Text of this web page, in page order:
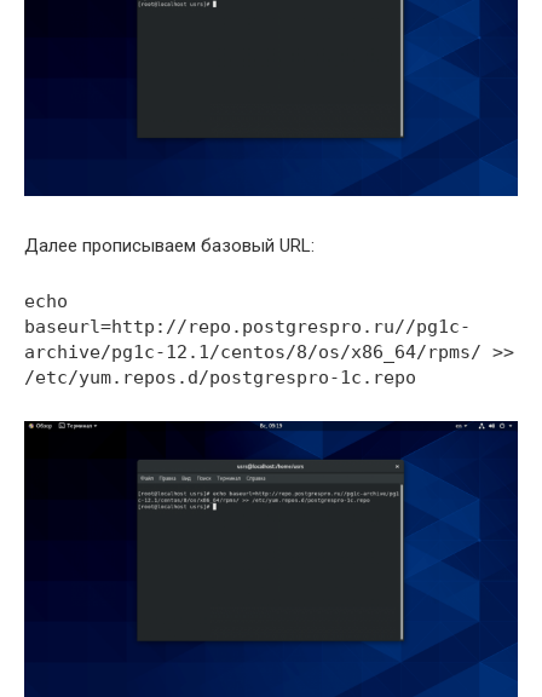
Далее прописываем базовый URL:
echo
baseurl=http://repo.postgrespro.ru//pg1c-
archive/pg1c-12.1/centos/8/os/x86_64/rpms/ >>
/etc/yum.repos.d/postgrespro-1c.repo